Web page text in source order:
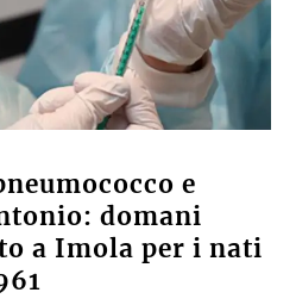
e
domani
a Imola per i nati